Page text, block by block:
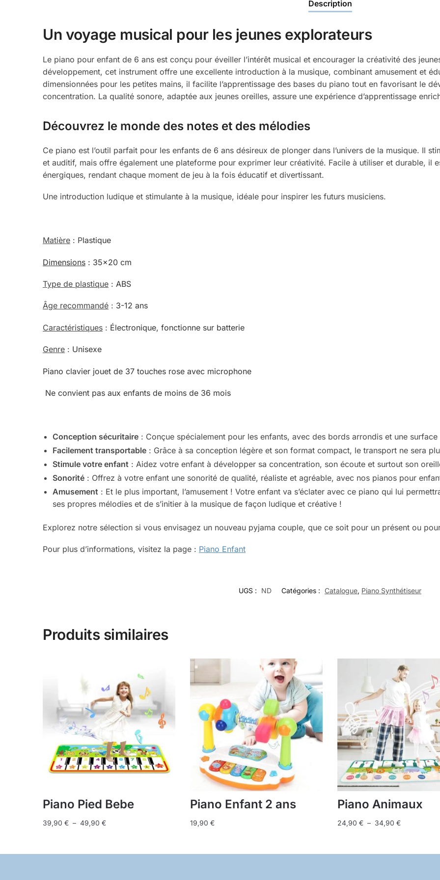
Description
Un voyage musical pour les jeunes explorateurs
Le piano pour enfant de 6 ans est conçu pour éveiller l’intérêt musical et encourager la créativité des
développement, cet instrument offre une excellente introduction à la musique, combinant amusement et
dimensionnées pour les petites mains, il facilite l’apprentissage des bases du piano tout en favorisant le
concentration. La qualité sonore, adaptée aux jeunes oreilles, assure une expérience d’apprentissage
Découvrez le monde des notes et des mélodies
Ce piano est l’outil parfait pour les enfants de 6 ans désireux de plonger dans l’univers de la musique. Il
et auditif, mais offre également une plateforme pour exprimer leur créativité. Facile à utiliser et durable, il
énergiques, rendant chaque moment de jeu à la fois éducatif et divertissant.
Une introduction ludique et stimulante à la musique, idéale pour inspirer les futurs musiciens.
Matière : Plastique
Dimensions : 35×20 cm
Type de plastique : ABS
Âge recommandé : 3-12 ans
Caractéristiques : Électronique, fonctionne sur batterie
Genre : Unisexe
Piano clavier jouet de 37 touches rose avec microphone
Ne convient pas aux enfants de moins de 36 mois
Conception sécuritaire : Conçue spécialement pour les enfants, avec des bords arrondis et une surface
Facilement transportable : Grâce à sa conception légère et son format compact, le transport ne sera
Stimule votre enfant : Aidez votre enfant à développer sa concentration, son écoute et surtout son
Sonorité : Offrez à votre enfant une sonorité de qualité, réaliste et agréable, avec nos pianos pour
Amusement : Et le plus important, l’amusement ! Votre enfant va s’éclater avec ce piano qui lui
ses propres mélodies et de s’initier à la musique de façon ludique et créative !
Explorez notre sélection si vous envisagez un nouveau pyjama couple, que ce soit pour un présent ou
Pour plus d’informations, visitez la page : Piano Enfant
UGS : ND Catégories : Catalogue, Piano Synthétiseur
Produits similaires
Piano Pied Bebe
39,90€ – 49,90€Plage
39,90 €
produit
Piano Enfant 2 ans
19,90 €
Piano Animaux
24,90 € – 34,90 €Plage
24,90 €
produit